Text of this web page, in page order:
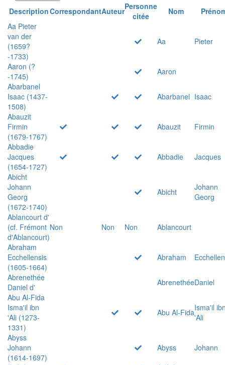
DescriptionCorrespondantAuteurPersonne
citée
Nom
Aa Pieter
van der
(1659?
-1733)
Aa Pieter
Aaron (?
-1745)
Aaron
Abarbanel
Isaac (1437-
1508)
Abarbanel Isaac
Abauzit
Firmin
(1679-1767)
Abauzit
Firmin
Abbadie
Jacques
(1654-1727)
Abbadie
Jacques
Abicht
Johann
Georg
(1672-1740)
Abicht
Johann
Georg
Ablancourt d'
(cf. Frémont
d'Ablancourt)
Non Non Non
Ablancourt
Abraham
Ecchellensis
(1605-1664)
Abraham
Abrenethée
Daniel d'
AbrenethéeDaniel
Abu Al-Fida
Isma'il ibn
'Ali (1273-
1331)
Abu Al-FidaIsma'il
'Ali
Abyss
Johann
(1614-1697)
Abyss
Johann